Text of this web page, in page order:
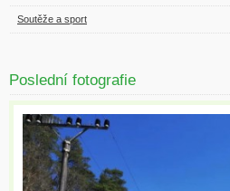
Soutěže a sport
Poslední fotografie